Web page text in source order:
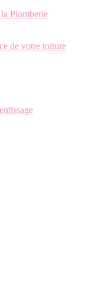
Plomberie
de votre toiture